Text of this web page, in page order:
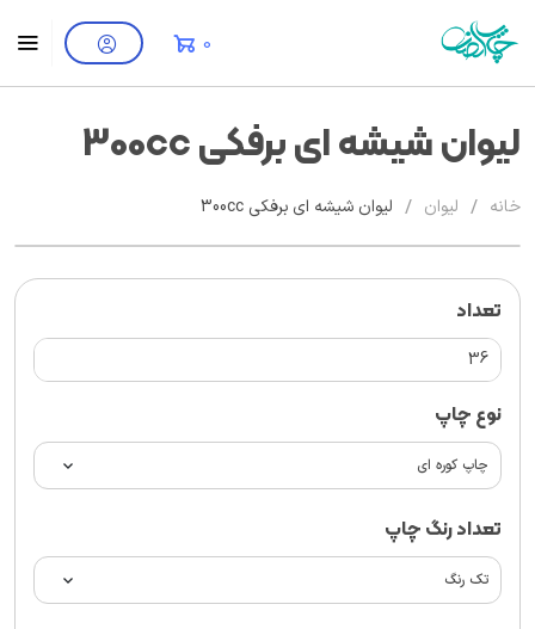
0
لیوان شیشه ای برفکی 300cc
خانه / لیوان / لیوان شیشه ای برفکی 300cc
تعداد
نوع چاپ
تعداد رنگ چاپ